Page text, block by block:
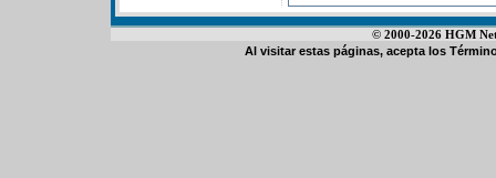
© 2000-2026 HGM
Al visitar estas páginas, acepta los